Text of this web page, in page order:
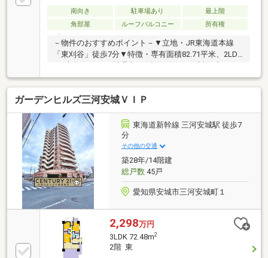
南向き 駐車場あり
最上階
角部屋
ルーフバルコニー 所有権
－物件のおすすめポイント－▼立地・JR東海道本線
「東刈谷」徒歩7分▼特徴・専有面積82.71平米、2LDK
チン・各洋室に収納スペースを設置・洗面室は
2WAY、家事動線良好・浴室・洗面室・トイレは窓
付・約58.65平米のルーフバルコニーに加え、約30.34
平米のワイドバルコニー有▼2026年1月室内リフォー
ム済【交換】洗面化粧台、トイレ、建具【その他】全
室クロス張替、フローリング上張り、ハウスクリーニ
ング 他■ ご希望の住まい探しをお手伝いします
━━━━━・・・物件の詳細・ご相談はお気軽にお問
い合わせください。
ガーデンヒルズ三河安城ＶＩＰ
東海道新幹線 三河安城駅 徒歩7
分
その他の交通
築28年/14階建
総戸数45戸
愛知県安城市三河安城町１
2,298万円
3LDK 72.48m2
2階 東